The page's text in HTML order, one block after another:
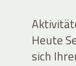
Heute
sich